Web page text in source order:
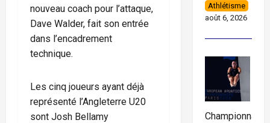
nouveau coach pour l’attaque,
Dave Walder, fait son entrée
dans l’encadrement
technique.
Les cinq joueurs ayant déjà
représenté l’Angleterre U20
sont Josh Bellamy
Athlétisme
août 6, 2026
Championnats